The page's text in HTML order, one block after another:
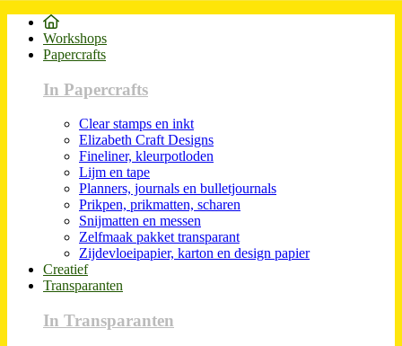
Workshops
Papercrafts
In Papercrafts
Clear stamps en inkt
Elizabeth Craft Designs
Fineliner, kleurpotloden
Lijm en tape
Planners, journals en bulletjournals
Prikpen, prikmatten, scharen
Snijmatten en messen
Zelfmaak pakket transparant
Zijdevloeipapier, karton en design papier
Creatief
Transparanten
In Transparanten